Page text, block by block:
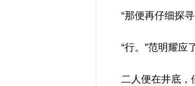
“那便再仔细探寻
“行。”范明耀应
二人便在井底，